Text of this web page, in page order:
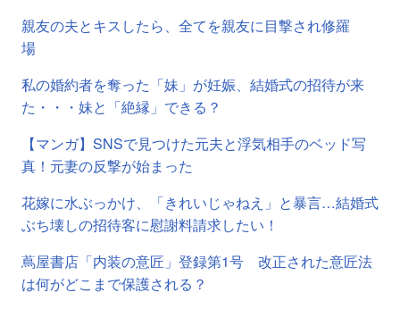
親友の夫とキスしたら、全てを親友に目撃され修羅
場
私の婚約者を奪った「妹」が妊娠、結婚式の招待が来
た・・・妹と「絶縁」できる？
【マンガ】SNSで見つけた元夫と浮気相手のベッド写
真！元妻の反撃が始まった
花嫁に水ぶっかけ、「きれいじゃねえ」と暴言…結婚式
ぶち壊しの招待客に慰謝料請求したい！
蔦屋書店「内装の意匠」登録第1号 改正された意匠法
は何がどこまで保護される？